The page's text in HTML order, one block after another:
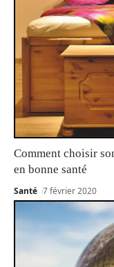
Comment choisir
en bonne santé
Santé 7 février 2020